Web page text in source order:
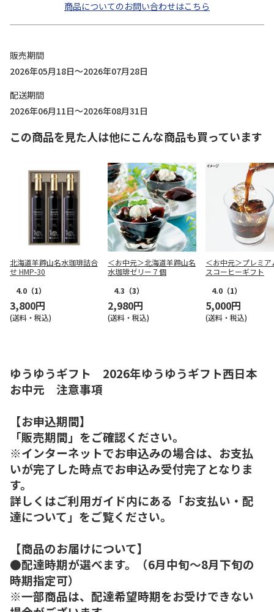
商品についてのお問い合わせはこちら
販売期間
2026年05月18日～2026年07月28日
配送期間
2026年06月11日～2026年08月31日
この商品を見た人は他にこんな商品も買っています
北海道羊蹄山名水珈琲詰合
せ HMP-30
4.0 （1）
3,800円
(送料・税込)
＜お中元＞北海道羊蹄山名
水珈琲ゼリー７個
4.3 （3）
2,980円
(送料・税込)
＜お中元＞プレミア
スコーヒーギフト
4.0 （1）
5,000円
(送料・税込)
ゆうゆうギフト 2026年ゆうゆうギフト西日本
お中元 注意事項
【お申込期間】
「販売期間」をご確認ください。
※インターネットでお申込みの場合は、お支払
いが完了した時点でお申込み受付完了となりま
す。
詳しくはご利用ガイド内にある「お支払い・配
達について」をご覧ください。
【商品のお届けについて】
●配達時期が選べます。（6月中旬～8月下旬の
時期指定可）
※一部商品は、配達希望時期をお受けできない